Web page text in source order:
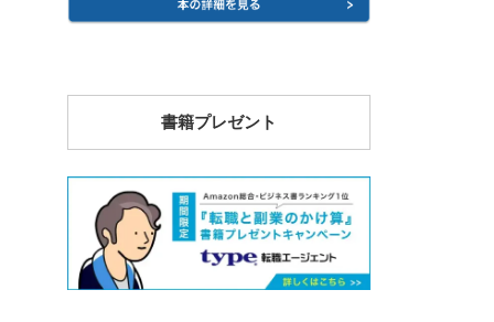
書籍プレゼント